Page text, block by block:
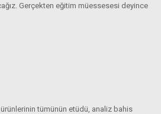
Gerçekten eğitim müessesesi deyince
ürünlerinin tümünün etüdü, analiz bahis